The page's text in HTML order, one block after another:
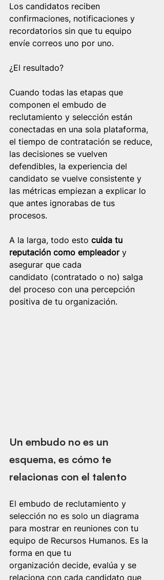
Los candidatos reciben
confirmaciones, notificaciones y
recordatorios sin que tu equipo
envíe correos uno por uno.
¿El resultado?
Cuando todas las etapas que
componen el embudo de
reclutamiento y selección están
conectadas en una sola plataforma,
el tiempo de contratación se reduce,
las decisiones se vuelven
defendibles, la experiencia del
candidato se vuelve consistente y
las métricas empiezan a explicar lo
que antes ignorabas de tus
procesos.
A la larga, todo esto cuida tu
reputación como empleador y
asegurar que cada
candidato (contratado o no) salga
del proceso con una percepción
positiva de tu organización.
Un embudo no es un
esquema, es cómo te
relacionas con el talento
El embudo de reclutamiento y
selección no es solo un diagrama
para mostrar en reuniones con tu
equipo de Recursos Humanos. Es la
forma en que tu
organización decide, evalúa y se
relaciona con cada candidato que